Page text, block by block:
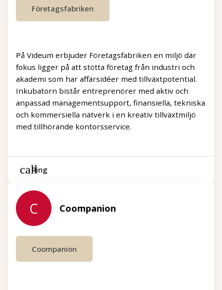
Företagsfabriken
På Videum erbjuder Företagsfabriken en miljö där
fokus ligger på att stötta företag från industri och
akademi som har affärsidéer med tillväxtpotential.
Inkubatorn bistår entreprenörer med aktiv och
anpassad managementsupport, finansiella, tekniska
och kommersiella nätverk i en kreativ tillväxtmiljö
med tillhörande kontorsservice.
Ring
C Coompanion
Coompanion